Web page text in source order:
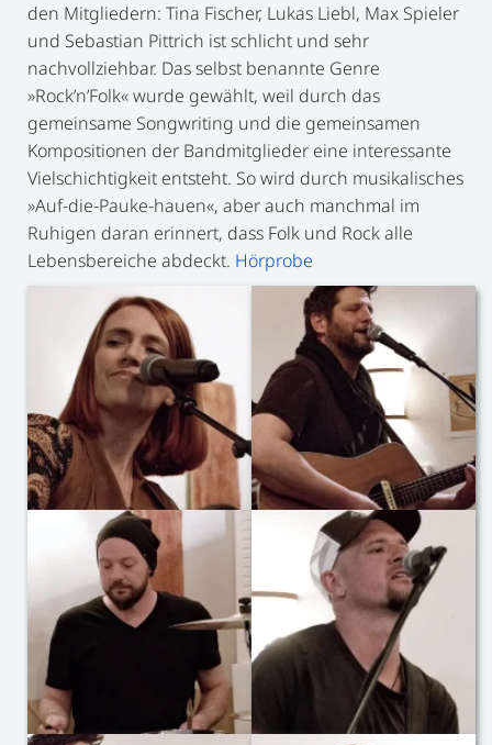
den Mitgliedern: Tina Fischer, Lukas Liebl, Max Spieler
und Sebastian Pittrich ist schlicht und sehr
nachvollziehbar. Das selbst benannte Genre
»Rock’n’Folk« wurde gewählt, weil durch das
gemeinsame Songwriting und die gemeinsamen
Kompositionen der Bandmitglieder eine interessante
Vielschichtigkeit entsteht. So wird durch musikalisches
»Auf-die-Pauke-hauen«, aber auch manchmal im
Ruhigen daran erinnert, dass Folk und Rock alle
Lebensbereiche abdeckt. Hörprobe